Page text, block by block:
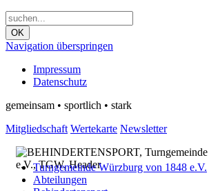
OK
Navigation überspringen
Impressum
Datenschutz
gemeinsam • sportlich • stark
Mitgliedschaft Wertekarte Newsletter
Turngemeinde Würzburg von 1848 e.V.
Abteilungen